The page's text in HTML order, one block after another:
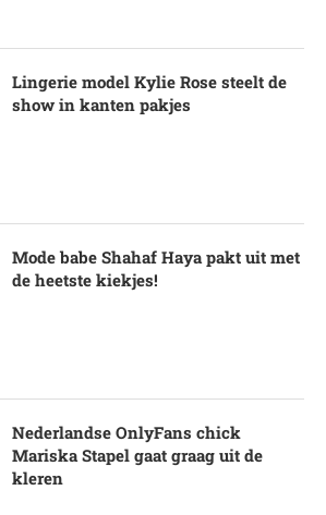
Lingerie model Kylie Rose steelt de
show in kanten pakjes
Mode babe Shahaf Haya pakt uit met
de heetste kiekjes!
Nederlandse OnlyFans chick
Mariska Stapel gaat graag uit de
kleren